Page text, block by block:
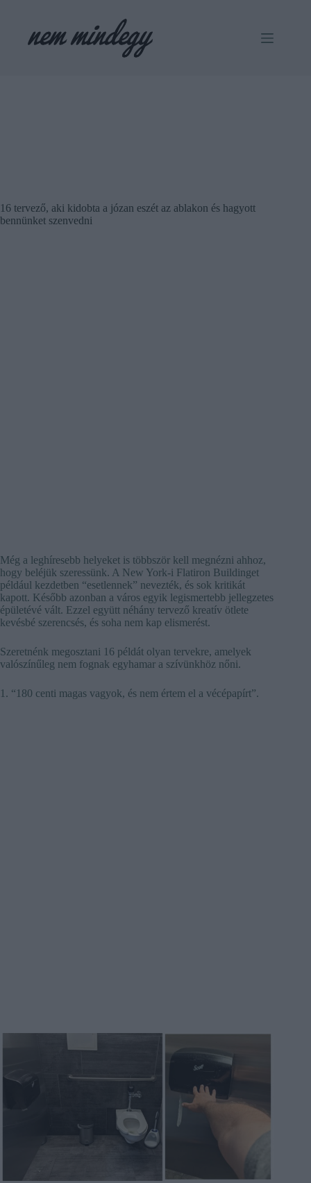
16 tervező, aki kidobta a józan eszét az ablakon és hagyott
bennünket szenvedni
Még a leghíresebb helyeket is többször kell megnézni ahhoz,
hogy beléjük szeressünk. A New York-i Flatiron Buildinget
például kezdetben “esetlennek” nevezték, és sok kritikát
kapott. Később azonban a város egyik legismertebb jellegzetes
épületévé vált. Ezzel együtt néhány tervező kreatív ötlete
kevésbé szerencsés, és soha nem kap elismerést.
Szeretnénk megosztani 16 példát olyan tervekre, amelyek
valószínűleg nem fognak egyhamar a szívünkhöz nőni.
1. “180 centi magas vagyok, és nem értem el a vécépapírt”.